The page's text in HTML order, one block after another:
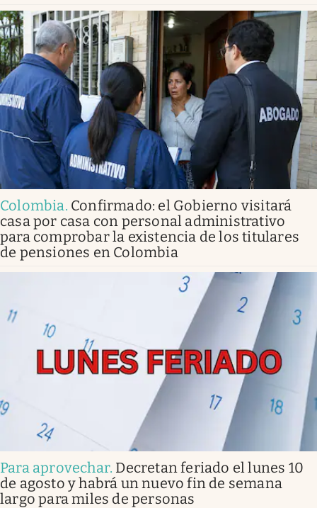
Colombia. Confirmado: el Gobierno visitará
casa por casa con personal administrativo
para comprobar la existencia de los titulares
de pensiones en Colombia
Para aprovechar. Decretan feriado el lunes 10
de agosto y habrá un nuevo fin de semana
largo para miles de personas